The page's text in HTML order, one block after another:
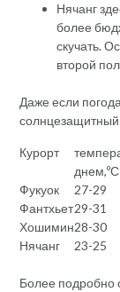
Нячанг
более
скучать.
второй
Даже если
солнцезащитный
Курорт
днем,ºС
Фукуок
27-29
Фантхьет29-31
Хошимин28-30
Нячанг
23-25
Более подробно